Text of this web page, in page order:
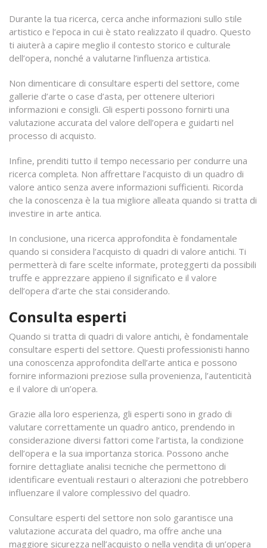
Durante la tua ricerca, cerca anche informazioni sullo stile
artistico e l’epoca in cui è stato realizzato il quadro. Questo
ti aiuterà a capire meglio il contesto storico e culturale
dell’opera, nonché a valutarne l’influenza artistica.
Non dimenticare di consultare esperti del settore, come
gallerie d’arte o case d’asta, per ottenere ulteriori
informazioni e consigli. Gli esperti possono fornirti una
valutazione accurata del valore dell’opera e guidarti nel
processo di acquisto.
Infine, prenditi tutto il tempo necessario per condurre una
ricerca completa. Non affrettare l’acquisto di un quadro di
valore antico senza avere informazioni sufficienti. Ricorda
che la conoscenza è la tua migliore alleata quando si tratta di
investire in arte antica.
In conclusione, una ricerca approfondita è fondamentale
quando si considera l’acquisto di quadri di valore antichi. Ti
permetterà di fare scelte informate, proteggerti da possibili
truffe e apprezzare appieno il significato e il valore
dell’opera d’arte che stai considerando.
Consulta esperti
Quando si tratta di quadri di valore antichi, è fondamentale
consultare esperti del settore. Questi professionisti hanno
una conoscenza approfondita dell’arte antica e possono
fornire informazioni preziose sulla provenienza, l’autenticità
e il valore di un’opera.
Grazie alla loro esperienza, gli esperti sono in grado di
valutare correttamente un quadro antico, prendendo in
considerazione diversi fattori come l’artista, la condizione
dell’opera e la sua importanza storica. Possono anche
fornire dettagliate analisi tecniche che permettono di
identificare eventuali restauri o alterazioni che potrebbero
influenzare il valore complessivo del quadro.
Consultare esperti del settore non solo garantisce una
valutazione accurata del quadro, ma offre anche una
maggiore sicurezza nell’acquisto o nella vendita di un’opera